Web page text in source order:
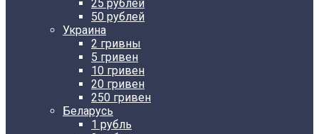
25 рублей
50 рублей
Украина
2 гривны
5 гривен
10 гривен
20 гривен
250 гривен
Беларусь
1 рубль